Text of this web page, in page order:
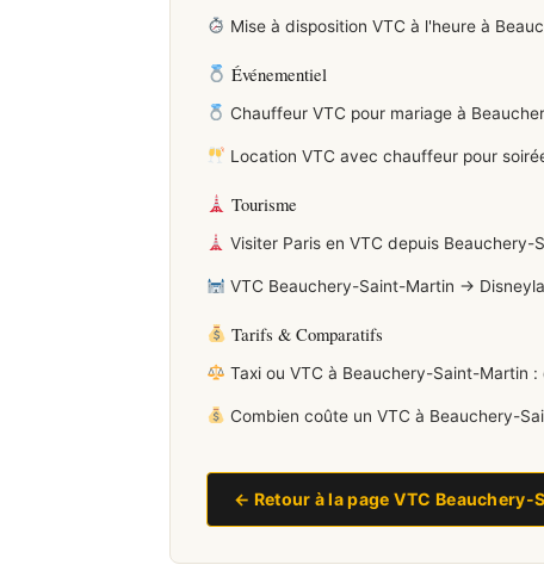
Mise à disposition VTC à l'heure à
Événementiel
Chauffeur VTC pour mariage à
Location VTC avec chauffeur pour
Tourisme
Visiter Paris en VTC depuis
VTC Beauchery-Saint-Martin →
Tarifs & Comparatifs
Taxi ou VTC à Beauchery-Saint-Martin
Combien coûte un VTC à Beauchery-
← Retour à la page VTC Beauchery-